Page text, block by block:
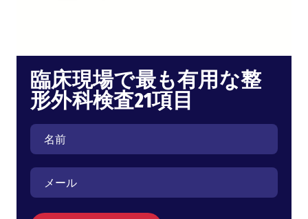
臨床現場で最も有用な整
形外科検査21項目